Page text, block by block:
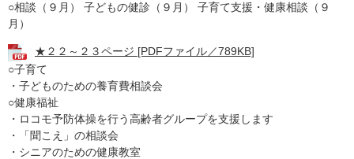
○相談（９月） 子どもの健診（９月） 子育て支援・健康相談（９
月）
★２２～２３ページ [PDFファイル／789KB]
○子育て
・子どものための養育費相談会
○健康福祉
・ロコモ予防体操を行う高齢者グループを支援します
・「聞こえ」の相談会
・シニアのための健康教室